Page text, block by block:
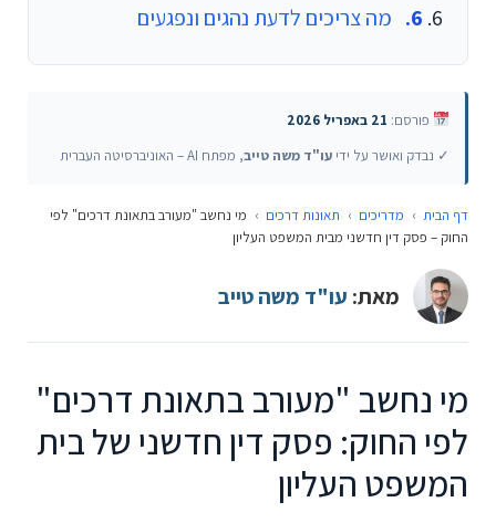
מה צריכים לדעת נהגים ונפגעים
פורסם: 21 באפריל 2026
✓ נבדק ואושר על ידי עו"ד משה טייב, מפתח AI – האוניברסיטה העברית
דף הבית › מדריכים › תאונות דרכים › מי נחשב "מעורב בתאונת דרכים" לפי
החוק – פסק דין חדשני מבית המשפט העליון
מאת: עו"ד משה טייב
מי נחשב "מעורב בתאונת דרכים"
לפי החוק: פסק דין חדשני של בית
המשפט העליון